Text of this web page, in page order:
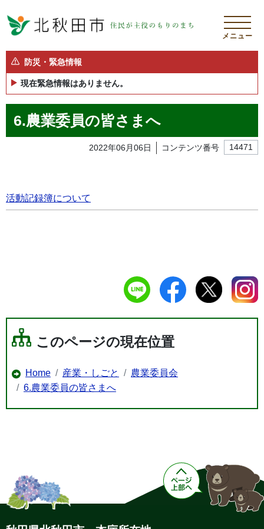
メニュー
防災・緊急情報
現在緊急情報はありません。
6.農業委員の皆さまへ
2022年06月06日 コンテンツ番号 14471
活動記録簿について
このページの現在位置
Home 産業・しごと
農業委員会
6.農業委員の皆さまへ